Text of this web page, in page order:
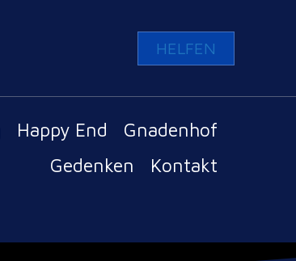
HELFEN
Happy End
Gnadenhof
Gedenken
Kontakt